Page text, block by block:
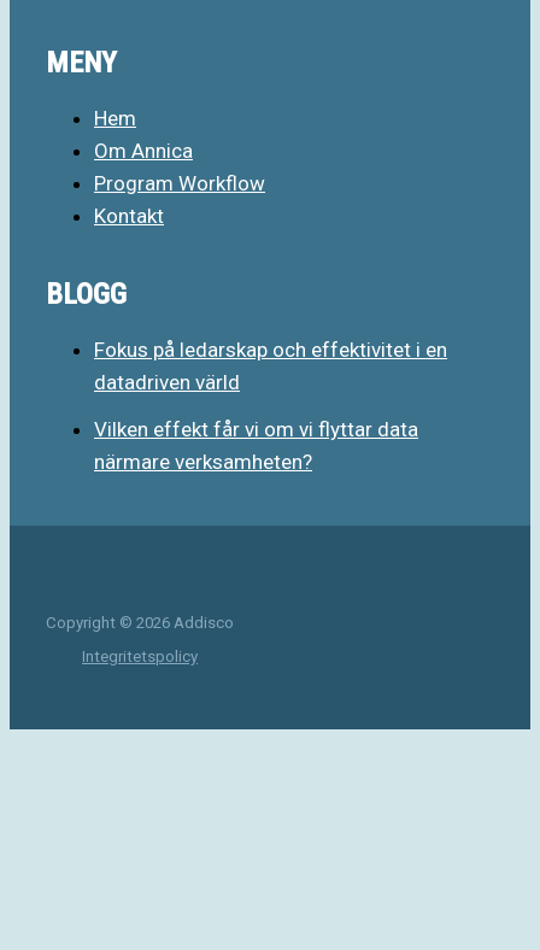
MENY
Hem
Om Annica
Program Workflow
Kontakt
BLOGG
Fokus på ledarskap och effektivitet i en
datadriven värld
Vilken effekt får vi om vi flyttar data
närmare verksamheten?
Copyright © 2026 Addisco
Integritetspolicy